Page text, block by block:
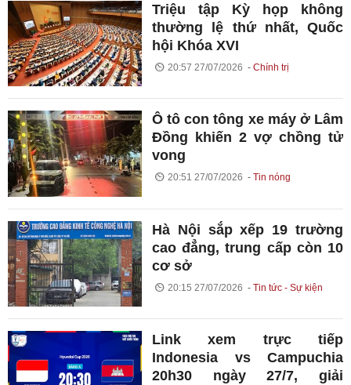
Triệu tập Kỳ họp không
thường lệ thứ nhất, Quốc
hội Khóa XVI
20:57 27/07/2026 Chính trị
Ô tô con tông xe máy ở Lâm
Đồng khiến 2 vợ chồng tử
vong
20:51 27/07/2026 Tin nóng
Hà Nội sắp xếp 19 trường
cao đẳng, trung cấp còn 10
cơ sở
20:15 27/07/2026 Tin tức - Sự kiện
Link xem trực tiếp
Indonesia vs Campuchia
20h30 ngày 27/7, giải